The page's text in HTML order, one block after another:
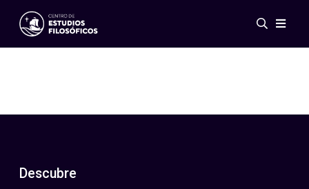
Eventos
ES
EN
Descubre